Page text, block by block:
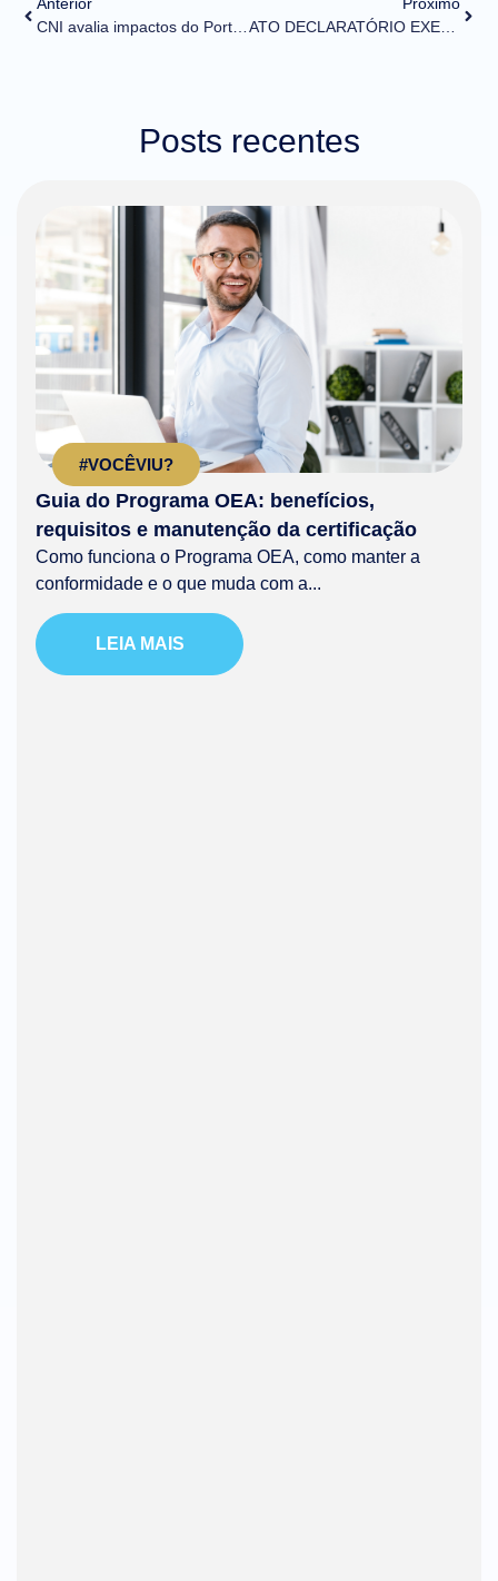
CNI avalia impactos do Portal Único de Comércio Exterior
ATO DECLARATÓRIO EXECUTIVO Nº 8, DE 5 DE MAIO DE 2021 (DOU de 20/05/2021)
Posts recentes
#VOCÊVIU?
Guia do Programa OEA: benefícios,
requisitos e manutenção da certificação
Como funciona o Programa OEA, como manter a
conformidade e o que muda com a...
LEIA MAIS